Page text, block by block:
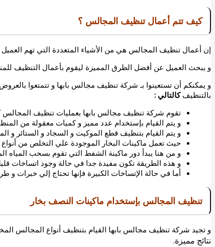
كيف تتم أعمال تنظيف المجالس ؟
إن أعمال تنظيف المجالس هي من الأشياء المتعددة التي تهم العميل
و يبحث العميل عن أفضل الطرق المميزة ليقوم بأعمال التنظيف
و يمكنكم أن تستعينوا بـ شركة تنظيف مجالس بابها و تتمتعوا
بالتنظيف كالتالي :
تقوم شركة تنظيف مجالس بابها بعمليات تنظيف
و يتم القيام بإستخدام عدد مميز و كميات معقولة من
و يتم القيام بتنظيف قطع الموكيت و السجاد و الستائر و
حيث تعمل ماكينات البخار الموجودة علي التخلص من
و من هنا يبدأ دور ماكينة الشفط التي تقوم بسحب المياه
و هذه الطريقة تكون مفيدة جدا في حالة وجود اتساخات
أما في حالة الإتساخات الكبيرة فإنها تحتاج إلي خبرات و
تنظيف المجالس بإستخدام ماكينات النصف بخار
و تجيد شركة تنظيف مجالس بابها القيام بتنظيف أنواع المجالس
نتائج مميزة.